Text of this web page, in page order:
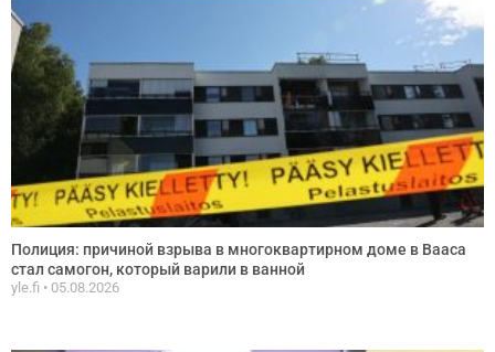
Полиция: причиной взрыва в многоквартирном доме в Вааса
стал самогон, который варили в ванной
yle.fi 05.08.2026